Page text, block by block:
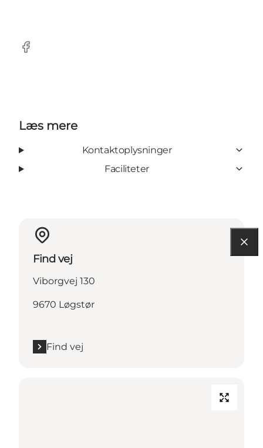
Facebook
Læs mere
Kontaktoplysninger
Faciliteter
Find vej
Viborgvej 130
9670 Løgstør
Find vej